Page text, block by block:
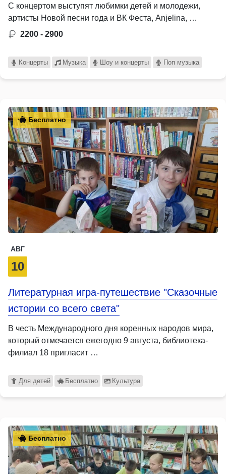
С концертом выступят любимки детей и молодежи,
артисты Новой песни года и ВК Феста, Anjelina, …
2200 - 2900
Концерты Музыка Шоу и концерты Поп музыка
Бесплатно
АВГ
10
Литературная игра-путешествие "Сказочные
истории со всего света"
В честь Международного дня коренных народов мира,
который отмечается ежегодно 9 августа, библиотека-
филиал 18 пригласит …
Для детей Бесплатно Культура
Бесплатно